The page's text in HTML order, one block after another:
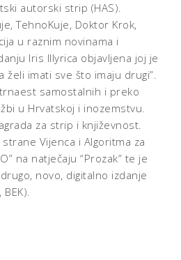
autorski strip (HAS).
TehnoKuje, Doktor Krok,
u raznim novinama i
Iris Illyrica objavljena joj je
želi imati sve što imaju drugi”.
samostalnih i preko
u Hrvatskoj i inozemstvu.
za strip i književnost.
Vijenca i Algoritma za
na natječaju “Prozak” te je
novo, digitalno izdanje